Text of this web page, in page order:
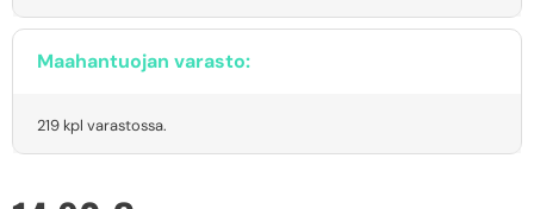
Maahantuojan varasto:
219 kpl varastossa.